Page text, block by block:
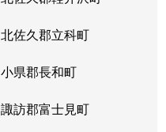
北佐久郡立科町
小県郡長和町
諏訪郡富士見町